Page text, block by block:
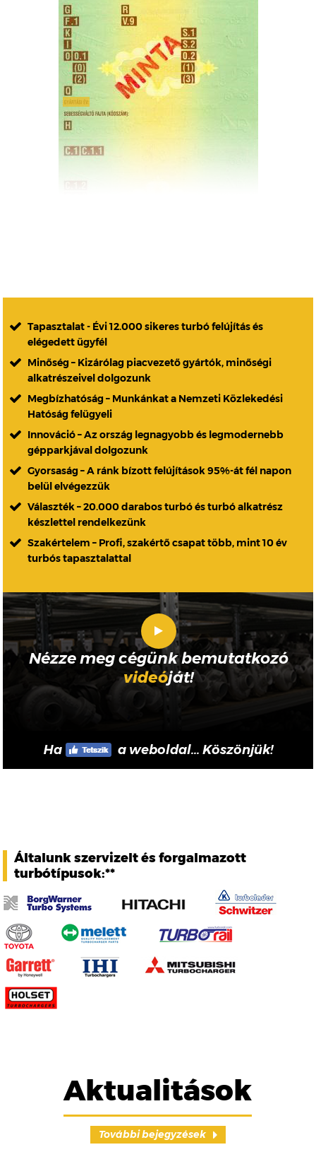
Tapasztalat - Évi 12.000 sikeres turbó felújítás és
elégedett ügyfél
Minőség – Kizárólag piacvezető gyártók, minőségi
alkatrészeivel dolgozunk
Megbízhatóság – Munkánkat a Nemzeti Közlekedési
Hatóság felügyeli
Innováció – Az ország legnagyobb és legmodernebb
gépparkjával dolgozunk
Gyorsaság – A ránk bízott felújítások 95%-át fél napon
belül elvégezzük
Választék – 20.000 darabos turbó és turbó alkatrész
készlettel rendelkezünk
Szakértelem – Profi, szakértő csapat több, mint 10 év
turbós tapasztalattal
Nézze meg cégünk bemutatkozó
videóját!
Ha a weboldal... Köszönjük!
Általunk szervizelt és forgalmazott
turbótípusok:**
Aktualitások
További bejegyzések